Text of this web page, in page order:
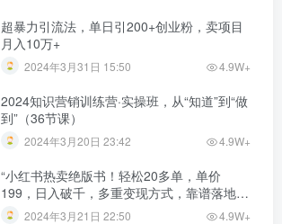
超暴力引流法，单日引200+创业粉，卖项目
月入10万+
2024年3月31日 15:50 4.9W+
2024知识营销训练营·实操班，从“知道”到“做
到”（36节课）
2024年3月20日 23:42 4.9W+
“小红书热卖绝版书！轻松20多单，单价
199，日入破千，多重变现方式，靠谱落地项
目！”2024年3月21日 22:50 4.9W+